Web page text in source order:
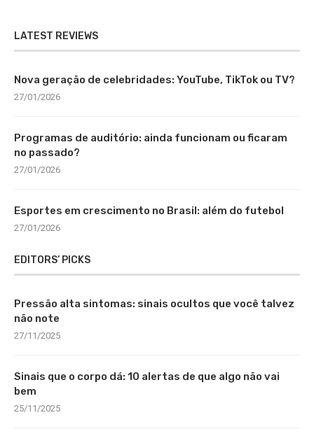
LATEST REVIEWS
Nova geração de celebridades: YouTube, TikTok ou TV?
27/01/2026
Programas de auditório: ainda funcionam ou ficaram
no passado?
27/01/2026
Esportes em crescimento no Brasil: além do futebol
27/01/2026
EDITORS’ PICKS
Pressão alta sintomas: sinais ocultos que você talvez
não note
27/11/2025
Sinais que o corpo dá: 10 alertas de que algo não vai
bem
25/11/2025